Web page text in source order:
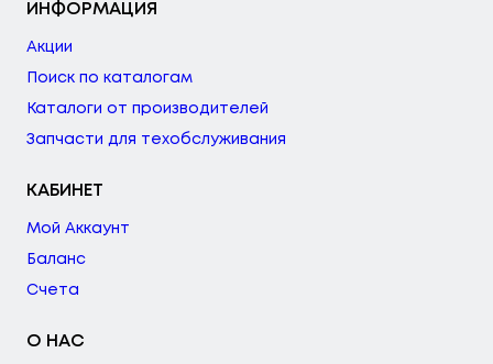
ИНФОРМАЦИЯ
Акции
Поиск по каталогам
Каталоги от производителей
Запчасти для техобслуживания
КАБИНЕТ
Мой Аккаунт
Баланс
Счета
О НАС